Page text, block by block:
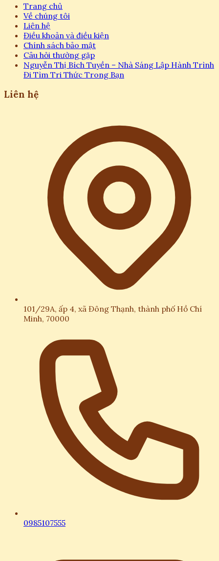
Trang chủ
Về chúng tôi
Liên hệ
Điều khoản và điều kiện
Chính sách bảo mật
Câu hỏi thường gặp
Nguyễn Thị Bích Tuyền – Nhà Sáng Lập Hành Trình
Đi Tìm Tri Thức Trong Bạn
Liên hệ
101/29A, ấp 4, xã Đông Thạnh, thành phố Hồ Chí
Minh, 70000
0985107555